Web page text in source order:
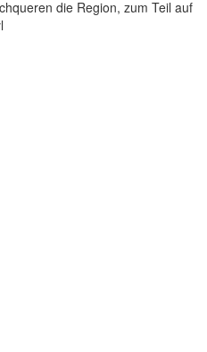
die Region, zum Teil auf